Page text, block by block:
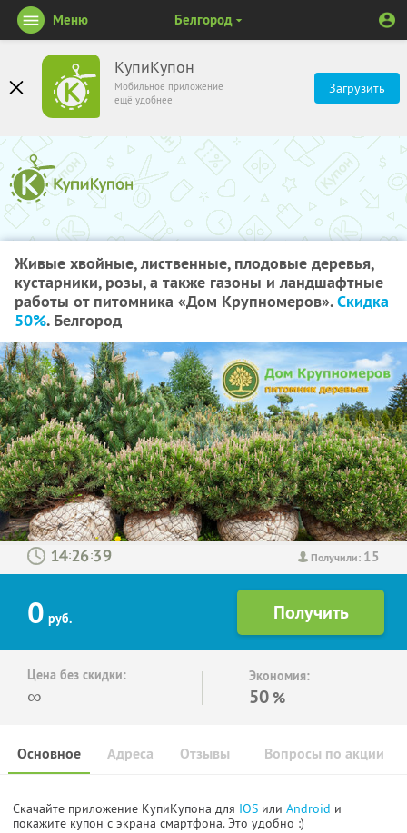
КупиКупон
Мобильное приложение
ещё удобнее
Загрузить
Меню Белгород
Живые хвойные, лиственные, плодовые деревья,
кустарники, розы, а также газоны и ландшафтные
работы от питомника «Дом Крупномеров».Скидка
50%. Белгород
Получили: 15
: :
0 руб.
Цена без скидки:
∞
Экономия:
50 %
Основное Отзывы Вопросы по акции
Адреса
Скачайте приложение КупиКупона для IOS или Android и
покажите купон с экрана смартфона. Это удобно :)